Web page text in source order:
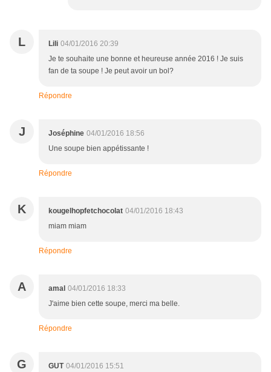
L Lili 04/01/2016 20:39
Je te souhaite une bonne et heureuse année 2016 ! Je suis
fan de ta soupe ! Je peut avoir un bol?
Répondre
J Joséphine 04/01/2016 18:56
Une soupe bien appétissante !
Répondre
K kougelhopfetchocolat 04/01/2016 18:43
miam miam
Répondre
A amal 04/01/2016 18:33
J'aime bien cette soupe, merci ma belle.
Répondre
G GUT 04/01/2016 15:51